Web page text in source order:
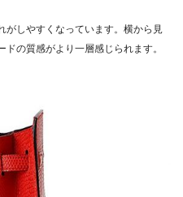
がしやすくなっています。横から見
の質感がより一層感じられます。